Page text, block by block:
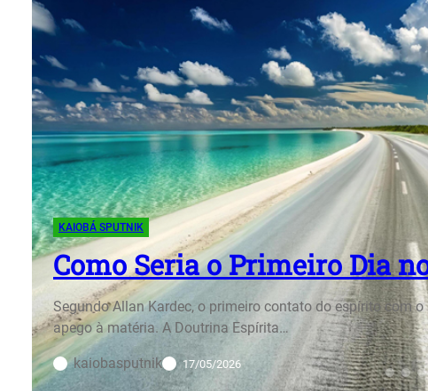
moral e
KAIOBÁ SPUTNIK
Relatos Assustadores
Intrigaram Médicos
Relatos de quase desencarnação intrigam
Kardec, o espírito pode manter a
kaiobasputnik 17/05/2026